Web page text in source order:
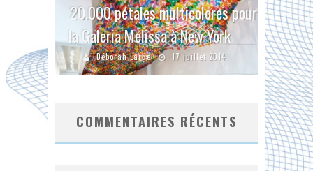
20.000 pétales multicolores pour
la Galeria Melissa à New York
Déborah Larue 17 juillet 2014
COMMENTAIRES RÉCENTS